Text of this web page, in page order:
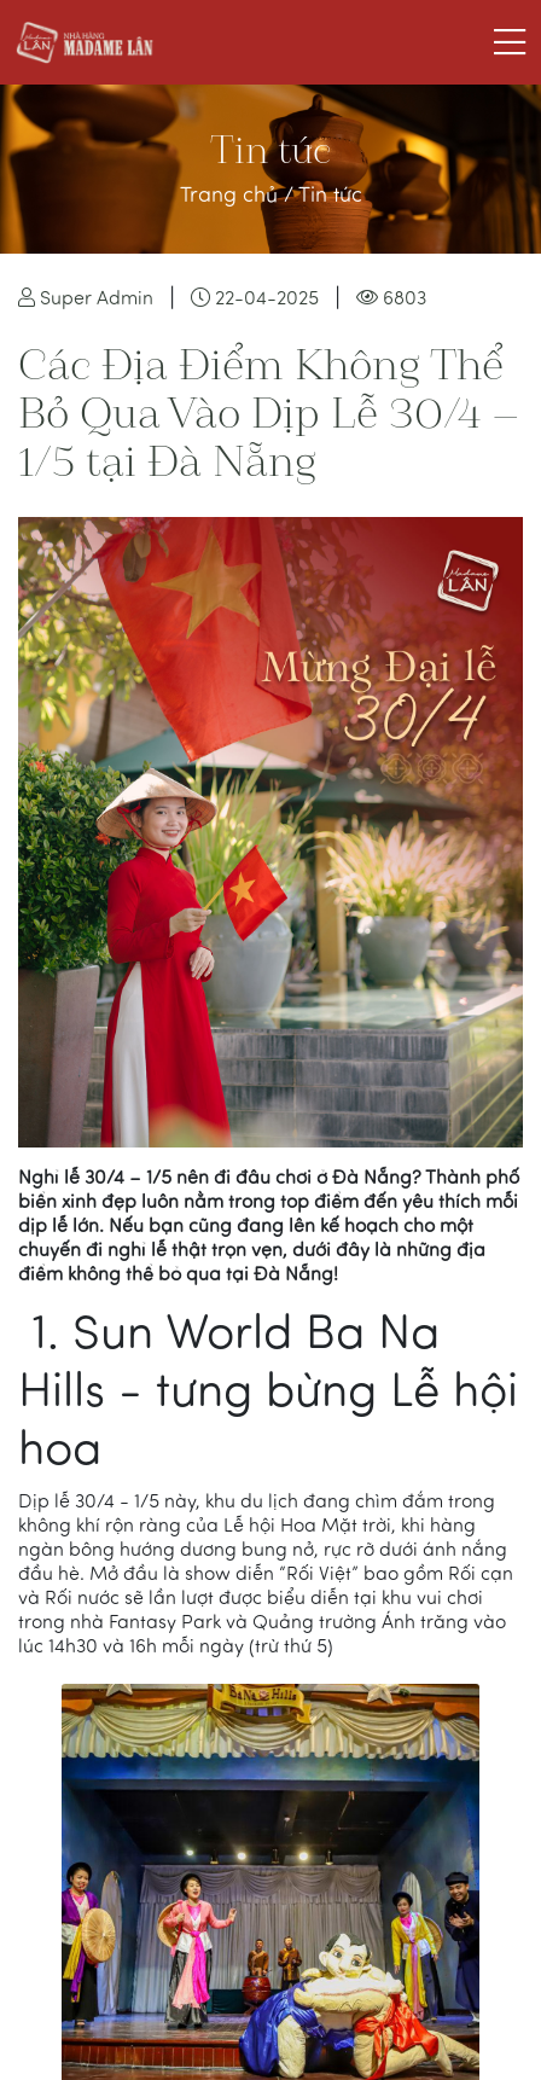
Tin tức
Trang chủ/Tin tức
Super Admin 22-04-2025 6803
Các Địa Điểm Không Thể
Bỏ Qua Vào Dịp Lễ 30/4 –
1/5 tại Đà Nẵng
Nghỉ lễ 30/4 – 1/5 nên đi đâu chơi ở Đà Nẵng? Thành phố
biển xinh đẹp luôn nằm trong top điểm đến yêu thích mỗi
dịp lễ lớn. Nếu bạn cũng đang lên kế hoạch cho một
chuyến đi nghỉ lễ thật trọn vẹn, dưới đây là những địa
điểm không thể bỏ qua tại Đà Nẵng!
1. Sun World Ba Na
Hills - tưng bừng Lễ hội
hoa
Dịp lễ 30/4 - 1/5 này, khu du lịch đang chìm đắm trong
không khí rộn ràng của Lễ hội Hoa Mặt trời, khi hàng
ngàn bông hướng dương bung nở, rực rỡ dưới ánh nắng
đầu hè. Mở đầu là show diễn “Rối Việt” bao gồm Rối cạn
và Rối nước sẽ lần lượt được biểu diễn tại khu vui chơi
trong nhà Fantasy Park và Quảng trường Ánh trăng vào
lúc 14h30 và 16h mỗi ngày (trừ thứ 5)